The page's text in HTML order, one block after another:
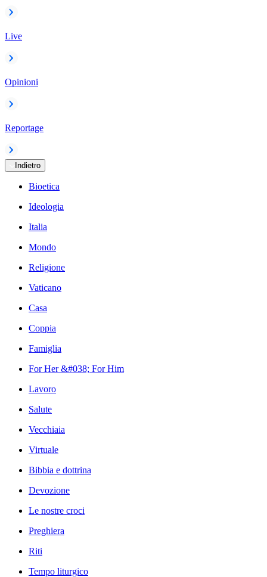
Live
Opinioni
Reportage
Indietro
Bioetica
Ideologia
Italia
Mondo
Religione
Vaticano
Casa
Coppia
Famiglia
For Her &#038; For Him
Lavoro
Salute
Vecchiaia
Virtuale
Bibbia e dottrina
Devozione
Le nostre croci
Preghiera
Riti
Tempo liturgico